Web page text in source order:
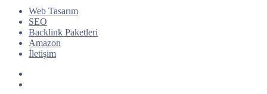
Web Tasarım
SEO
Backlink Paketleri
Amazon
İletişim